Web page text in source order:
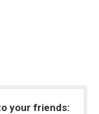
your friends: